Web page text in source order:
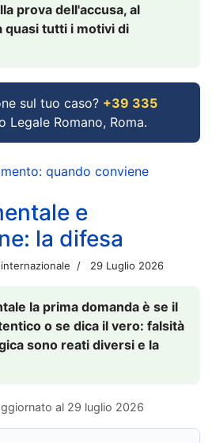
prova dell'accusa, al
tutti i motivi di
sul tuo caso? +39 335
Legale Romano, Roma.
quando conviene
e
la difesa
29 Luglio 2026
la prima domanda è se il
o se dica il vero: falsità
sono reati diversi e la
al 29 luglio 2026